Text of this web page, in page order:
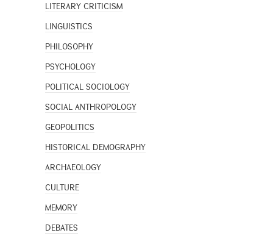
LITERARY CRITICISM
LINGUISTICS
PHILOSOPHY
PSYCHOLOGY
POLITICAL SOCIOLOGY
SOCIAL ANTHROPOLOGY
GEOPOLITICS
HISTORICAL DEMOGRAPHY
ARCHAEOLOGY
CULTURE
MEMORY
DEBATES